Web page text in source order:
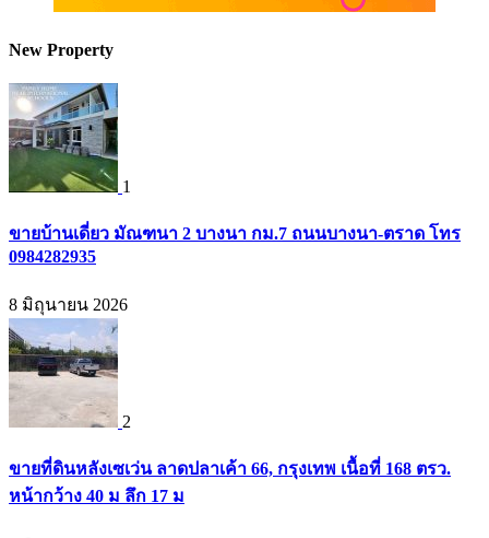
New Property
1
ขายบ้านเดี่ยว มัณฑนา 2 บางนา กม.7 ถนนบางนา-ตราด โทร
0984282935
8 มิถุนายน 2026
2
ขายที่ดินหลังเซเว่น ลาดปลาเค้า 66, กรุงเทพ เนื้อที่ 168 ตรว.
หน้ากว้าง 40 ม ลึก 17 ม